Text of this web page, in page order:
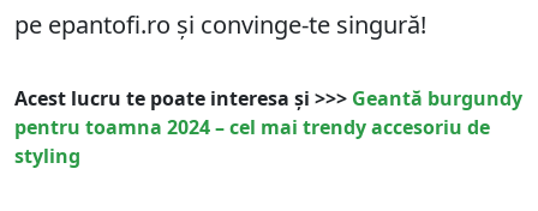
pe epantofi.ro și convinge-te singură!
Acest lucru te poate interesa și >>> Geantă burgundy
pentru toamna 2024 – cel mai trendy accesoriu de
styling